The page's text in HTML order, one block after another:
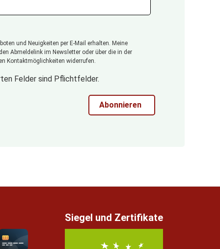
und Neuigkeiten per E-Mail erhalten. Meine
Abmeldelink im Newsletter oder über die in der
Kontaktmöglichkeiten widerrufen.
Felder sind Pflichtfelder.
Abonnieren
Siegel und Zertifikate